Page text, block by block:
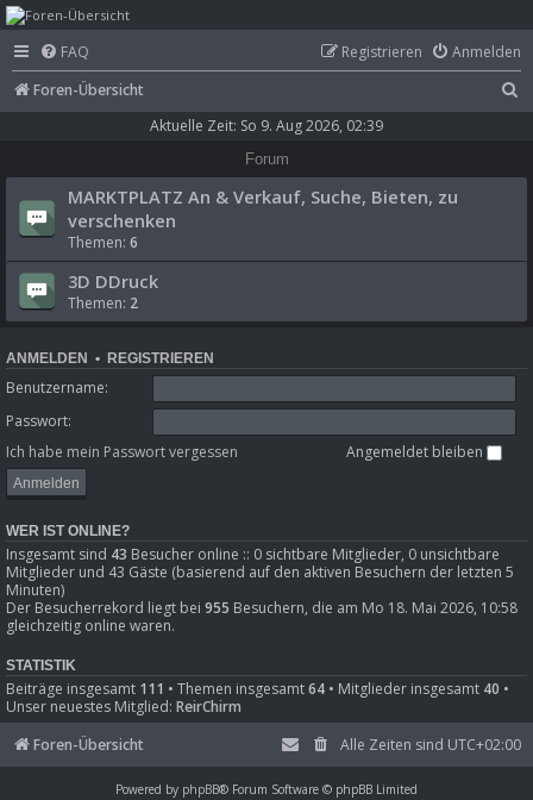
mega-hz - classic
computer &
electronics
FAQ Anmelden
Registrieren
Foren-Übersicht
h
Aktuelle Zeit: So 9. Aug 2026, 02:39
Forum
MARKTPLATZ An & Verkauf, Suche, Bieten, zu
verschenken
Themen: 6
3D DDruck
Themen: 2
ANMELDEN • REGISTRIEREN
Benutzername:
Passwort:
Ich habe mein Passwort vergessen
Angemeldet bleiben
WER IST ONLINE?
Insgesamt sind 43 Besucher online :: 0 sichtbare Mitglieder, 0 unsichtbare
Mitglieder und 43 Gäste (basierend auf den aktiven Besuchern der letzten 5
Minuten)
Der Besucherrekord liegt bei 955 Besuchern, die am Mo 18. Mai 2026, 10:58
gleichzeitig online waren.
STATISTIK
Beiträge insgesamt 111 • Themen insgesamt64 • Mitglieder insgesamt 40 •
Unser neuestes Mitglied: ReirChirm
Foren-Übersicht
Alle Zeiten sind UTC+02:00
Powered by phpBB® Forum Software © phpBB Limited